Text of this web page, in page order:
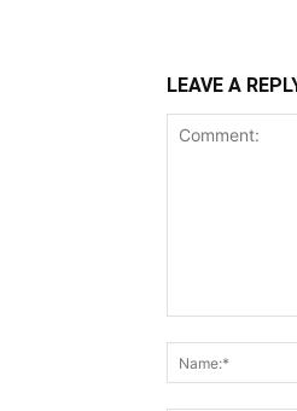
LEAVE A